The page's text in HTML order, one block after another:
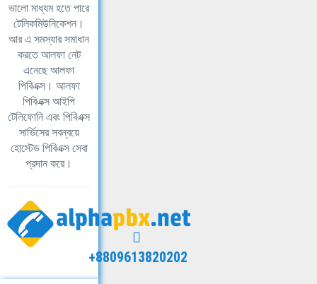
ভালো মাধ্যম হতে পারে
টেলিকমিউনিকেশন।
আর এ সমস্যার সমাধান
করতে আলফা নেট
এনেছে আলফা
পিবিএক্স। আলফা
পিবিএক্স আইপি
টেলিফোনি এবং পিবিএক্স
সার্ভিসের সবন্বয়ে
হোস্টেড পিবিএক্স সেবা
প্রদান করে।
+8809613820202